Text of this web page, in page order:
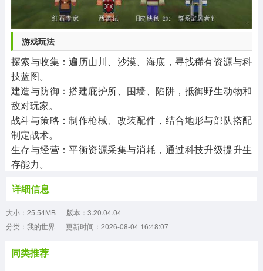
游戏玩法
探索与收集：遍历山川、沙漠、海底，寻找稀有资源与科
技蓝图。
建造与防御：搭建庇护所、围墙、陷阱，抵御野生动物和
敌对玩家。
战斗与策略：制作枪械、改装配件，结合地形与部队搭配
制定战术。
生存与经营：平衡资源采集与消耗，通过科技升级提升生
存能力。
详细信息
大小：25.54MB
版本：3.20.04.04
分类：我的世界
更新时间：2026-08-04 16:48:07
同类推荐